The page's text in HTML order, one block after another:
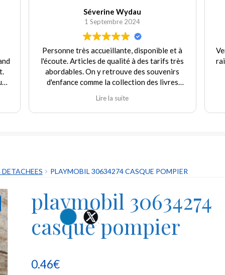
à
Wydau Candice
30 Août 2024
Vendeur très aimable et de bon conseil. Prix
raisonnable. Satisfaite de mes achats que je
renouvellerai très prochainement.
PLAYMOBIL 30634274 CASQUE POMPIER
playmobil 30634274
casque pompier
0.46€